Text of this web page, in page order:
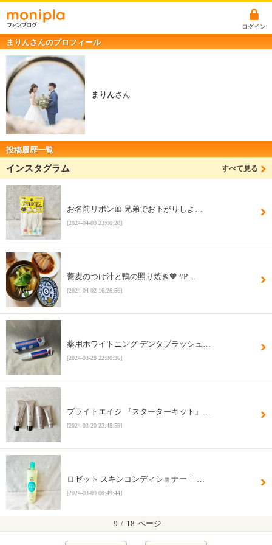
ログイン
まりんさんのプロフィール
まりんさん
投稿履歴一覧
インスタグラム すべて見る
お名前リボン🎀 兄弟でお下がりしよ…
[2024-04-09 23:00:20]
蕎麦のつけ汁と鴨の照り焼き🧡 #P…
[2024-04-02 16:26:56]
薬用ホワイトニング デンタブラッシュ…
[2024-03-28 22:30:36]
ブライトエイジ 『スターターキット』…
[2024-03-20 23:48:59]
ロゼット スキンコンディショナーｉ …
[2024-03-09 00:49:44]
9 / 18 ページ